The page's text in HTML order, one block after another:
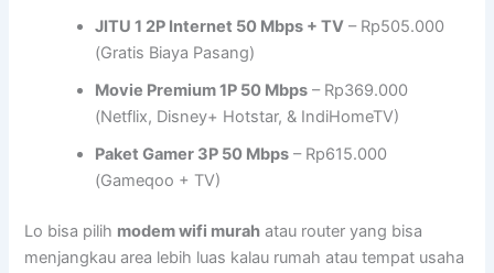
JITU 1 2P Internet 50 Mbps + TV – Rp505.000
(Gratis Biaya Pasang)
Movie Premium 1P 50 Mbps – Rp369.000
(Netflix, Disney+ Hotstar, & IndiHomeTV)
Paket Gamer 3P 50 Mbps – Rp615.000
(Gameqoo + TV)
Lo bisa pilih modem wifi murah atau router yang bisa
menjangkau area lebih luas kalau rumah atau tempat usaha